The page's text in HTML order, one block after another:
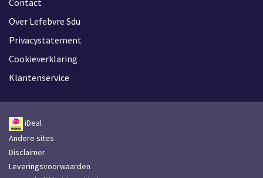
Contact
Over Lefebvre Sdu
Privacystatement
Cookieverklaring
Klantenservice
iDeal
Andere sites
Disclaimer
Leveringsvoorwaarden